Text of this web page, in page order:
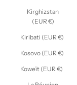
Kirghizstan
(EUR €)
Kiribati (EUR €)
Kosovo (EUR €)
Koweït (EUR €)